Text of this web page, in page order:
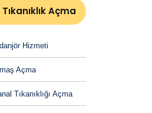
Açma
Hizmeti
Açma
Tıkanıklığı Açma